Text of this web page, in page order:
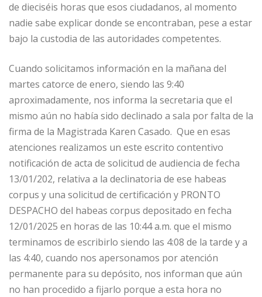
de dieciséis horas que esos ciudadanos, al momento
nadie sabe explicar donde se encontraban, pese a estar
bajo la custodia de las autoridades competentes.
Cuando solicitamos información en la mañana del
martes catorce de enero, siendo las 9:40
aproximadamente, nos informa la secretaria que el
mismo aún no había sido declinado a sala por falta de la
firma de la Magistrada Karen Casado. Que en esas
atenciones realizamos un este escrito contentivo
notificación de acta de solicitud de audiencia de fecha
13/01/202, relativa a la declinatoria de ese habeas
corpus y una solicitud de certificación y PRONTO
DESPACHO del habeas corpus depositado en fecha
12/01/2025 en horas de las 10:44 a.m. que el mismo
terminamos de escribirlo siendo las 4:08 de la tarde y a
las 4:40, cuando nos apersonamos por atención
permanente para su depósito, nos informan que aún
no han procedido a fijarlo porque a esta hora no